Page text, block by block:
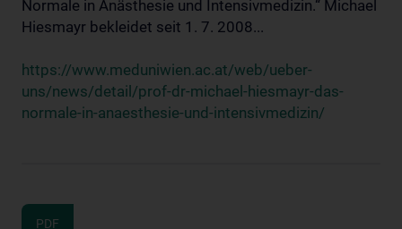
Normale in Anästhesie und Intensivmedizin.“ Michael
Hiesmayr bekleidet seit 1. 7. 2008...
https://www.meduniwien.ac.at/web/ueber-
uns/news/detail/prof-dr-michael-hiesmayr-das-
normale-in-anaesthesie-und-intensivmedizin/
PDF